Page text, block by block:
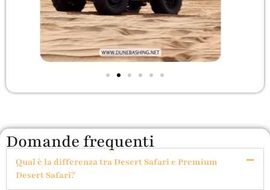
Domande frequenti
Qual è la differenza tra Desert Safari e Premium
Desert Safari?